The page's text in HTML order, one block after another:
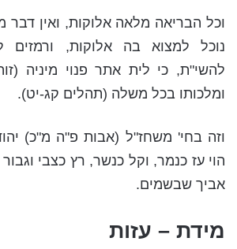
וכל הבריאה מלאה אלוקות, ואין
נוכל למצוא בה אלוקות,
להשי"ת, כי לית אתר פנוי מיניה
ומלכותו בכל משלה (תהלים קג-יט).
וזה בחי' משחז"ל (אבות פ"ה מ"כ)
הוי עז כנמר, וקל כנשר, רץ כצבי
אביך שבשמים.
מידת – עזות